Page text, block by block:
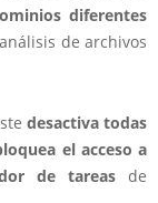
diferentes
de archivos
desactiva todas
el acceso a
de tareas de